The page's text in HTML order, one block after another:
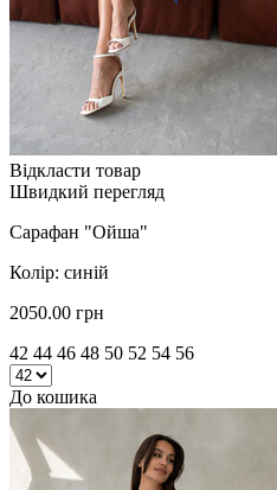
Відкласти товар
Швидкий перегляд
Сарафан "Ойша"
Колір: синій
2050.00 грн
42 44 46 48 50 52 54 56
До кошика